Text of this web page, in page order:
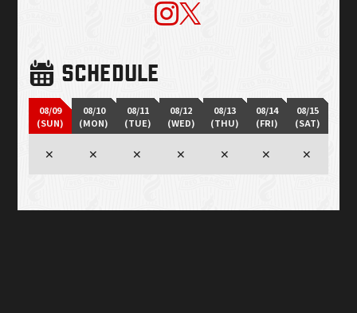
SCHEDULE
08/09
(SUN)
✕
08/10
(MON)
✕
08/11
(TUE)
✕
08/12
(WED)
✕
08/13
(THU)
✕
08/14
(FRI)
✕
08/15
(SAT)
✕